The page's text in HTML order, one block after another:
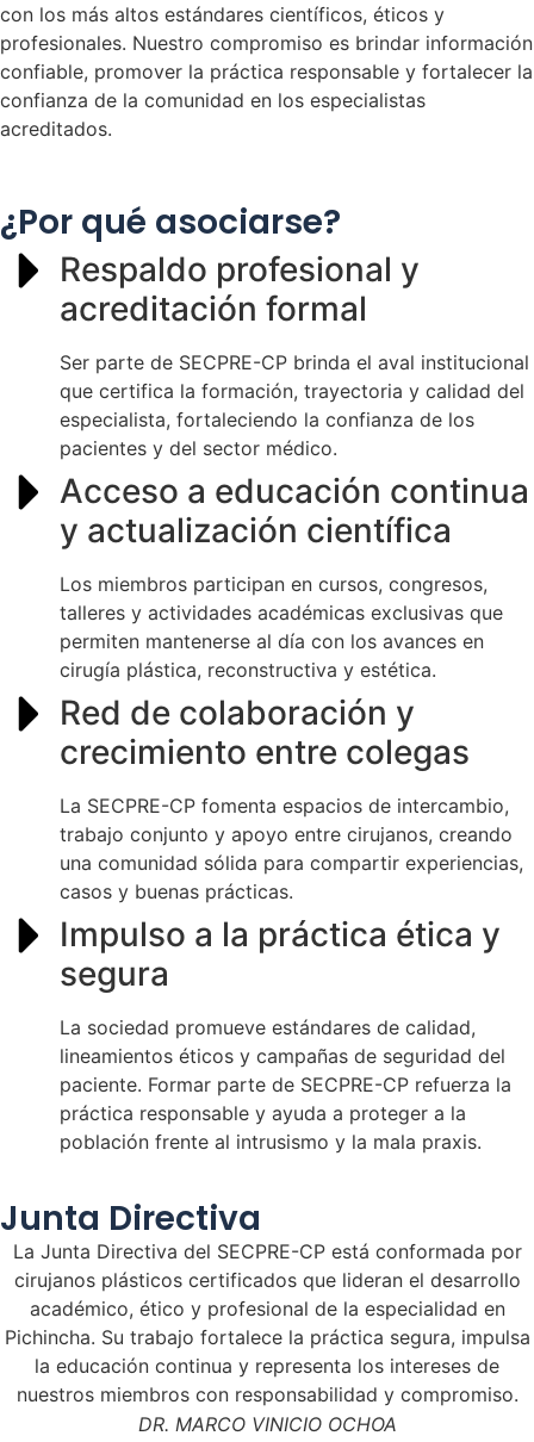
con los más altos estándares científicos, éticos y
profesionales. Nuestro compromiso es brindar información
confiable, promover la práctica responsable y fortalecer la
confianza de la comunidad en los especialistas
acreditados.
¿Por qué asociarse?
Respaldo profesional y
acreditación formal
Ser parte de SECPRE-CP brinda el aval institucional
que certifica la formación, trayectoria y calidad del
especialista, fortaleciendo la confianza de los
pacientes y del sector médico.
Acceso a educación continua
y actualización científica
Los miembros participan en cursos, congresos,
talleres y actividades académicas exclusivas que
permiten mantenerse al día con los avances en
cirugía plástica, reconstructiva y estética.
Red de colaboración y
crecimiento entre colegas
La SECPRE-CP fomenta espacios de intercambio,
trabajo conjunto y apoyo entre cirujanos, creando
una comunidad sólida para compartir experiencias,
casos y buenas prácticas.
Impulso a la práctica ética y
segura
La sociedad promueve estándares de calidad,
lineamientos éticos y campañas de seguridad del
paciente. Formar parte de SECPRE-CP refuerza la
práctica responsable y ayuda a proteger a la
población frente al intrusismo y la mala praxis.
Junta Directiva
La Junta Directiva del SECPRE-CP está conformada por
cirujanos plásticos certificados que lideran el desarrollo
académico, ético y profesional de la especialidad en
Pichincha. Su trabajo fortalece la práctica segura, impulsa
la educación continua y representa los intereses de
nuestros miembros con responsabilidad y compromiso.
DR. MARCO VINICIO OCHOA